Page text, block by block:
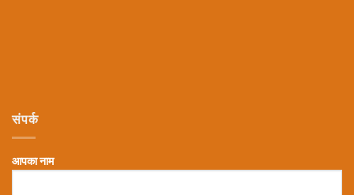
संपर्क
आपका नाम